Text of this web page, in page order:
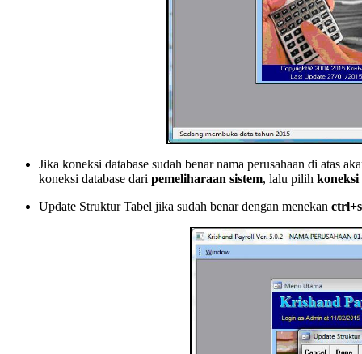
Jika koneksi database sudah benar nama perusahaan di atas
koneksi database dari pemeliharaan sistem, lalu pilih koneksi
Update Struktur Tabel jika sudah benar dengan menekan